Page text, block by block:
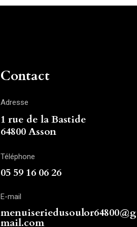
Contact
Adresse
1 rue de la Bastide
64800 Asson
Téléphone
05 59 16 06 26
E-mail
menuiseriedusoulor64800@g
mail.com